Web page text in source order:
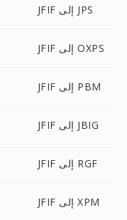
JFIF إلى JPS
JFIF إلى OXPS
JFIF إلى PBM
JFIF إلى JBIG
JFIF إلى RGF
JFIF إلى XPM